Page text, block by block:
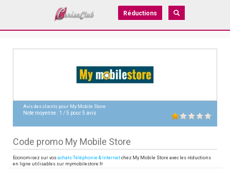
Réductions
Avis des clients pour My Mobile Store
Note moyenne : 1 /5 pour5 avis
Code promo My Mobile Store
Economisez sur vos achats Téléphonie & Internet chez My Mobile Store avec les réductions
en ligne utilisables sur mymobilestore.fr